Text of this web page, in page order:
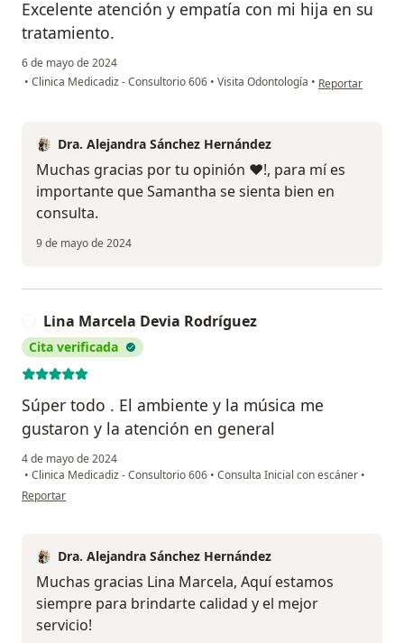
Excelente atención y empatía con mi hija en su
tratamiento.
6 de mayo de 2024
• Clinica Medicadiz - Consultorio 606 • Visita Odontología • en opinión del
Reportar
Dra. Alejandra Sánchez Hernández
Muchas gracias por tu opinión ❤️!, para mí es
importante que Samantha se sienta bien en
consulta.
9 de mayo de 2024
Lina Marcela Devia Rodríguez
Cita verificada
Súper todo . El ambiente y la música me
gustaron y la atención en general
4 de mayo de 2024
• Clinica Medicadiz - Consultorio 606 • Consulta Inicial con escáner •
en opinión del usuario Lina Marcela Devia Rodríguez
Reportar
Dra. Alejandra Sánchez Hernández
Muchas gracias Lina Marcela, Aquí estamos
siempre para brindarte calidad y el mejor
servicio!